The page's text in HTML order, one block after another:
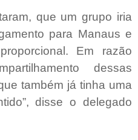
que um grupo iria
para Manaus e
Em razão
dessas
também já tinha uma
disse o delegado